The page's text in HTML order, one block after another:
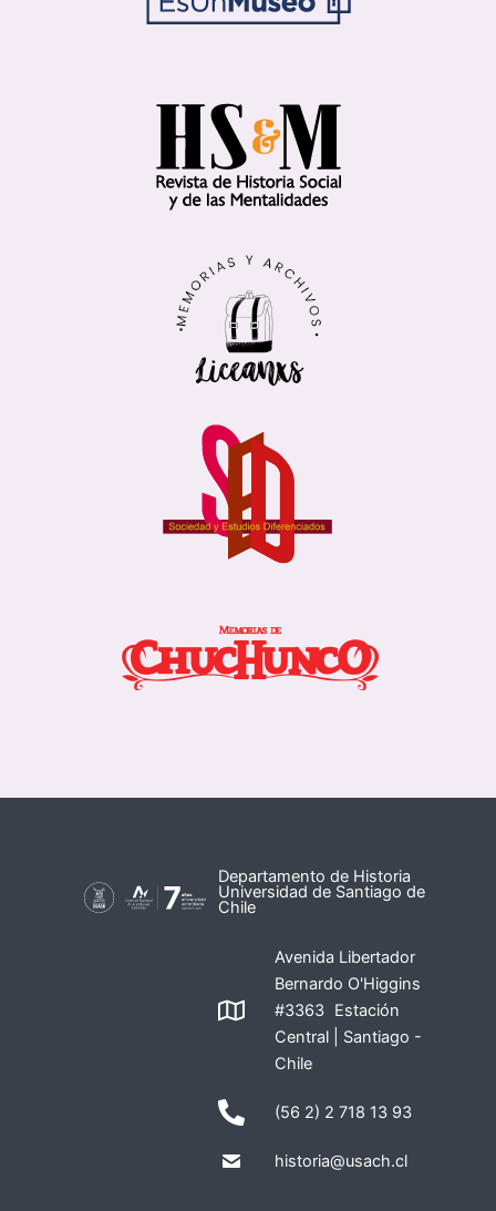
Departamento de Historia
Universidad de Santiago de
Chile
Avenida Libertador
Bernardo O'Higgins
#3363 Estación
Central | Santiago -
Chile
(56 2) 2 718 13 93
historia@usach.cl